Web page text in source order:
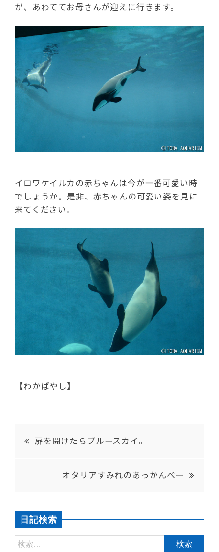
が、あわててお母さんが迎えに行きます。
イロワケイルカの赤ちゃんは今が一番可愛い時
でしょうか。是非、赤ちゃんの可愛い姿を見に
来てください。
【わかばやし】
扉を開けたらブルースカイ。
オタリアすみれのあっかんべー
日記検索